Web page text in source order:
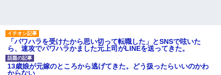
「パワハラを受けたから思い切って転職した」とSNSで呟いた
ら、速攻でパワハラかました元上司がLINEを送ってきた。
13歳娘が元嫁のところから逃げてきた。どう扱ったらいいのかわ
からない